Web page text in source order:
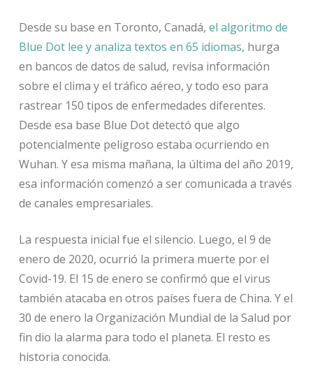
Desde su base en Toronto, Canadá, el algoritmo de
Blue Dot lee y analiza textos en 65 idiomas, hurga
en bancos de datos de salud, revisa información
sobre el clima y el tráfico aéreo, y todo eso para
rastrear 150 tipos de enfermedades diferentes.
Desde esa base Blue Dot detectó que algo
potencialmente peligroso estaba ocurriendo en
Wuhan. Y esa misma mañana, la última del año 2019,
esa información comenzó a ser comunicada a través
de canales empresariales.
La respuesta inicial fue el silencio. Luego, el 9 de
enero de 2020, ocurrió la primera muerte por el
Covid-19. El 15 de enero se confirmó que el virus
también atacaba en otros países fuera de China. Y el
30 de enero la Organización Mundial de la Salud por
fin dio la alarma para todo el planeta. El resto es
historia conocida.